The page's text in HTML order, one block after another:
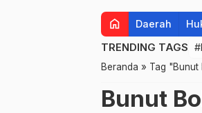
home Daerah
TRENDING TAGS
Beranda » Tag "Bunut
Bunut